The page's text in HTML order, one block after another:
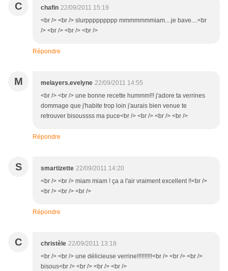
C chafin 22/09/2011 15:19
<br /> <br /> slurppppppppp mmmmmmmiam....je bave....<br
/> <br /> <br /> <br />
Répondre
M melayers.evelyne 22/09/2011 14:55
<br /> <br /> une bonne recette hummm!!! j'adore ta verrines
dommage que j'habite trop loin j'aurais bien venue te
retrouver bisoussss ma puce<br /> <br /> <br /> <br />
Répondre
S smartizette 22/09/2011 14:20
<br /> <br /> miam miam ! ça a l'air vraiment excellent !!<br />
<br /> <br /> <br />
Répondre
C christèle 22/09/2011 13:18
<br /> <br /> une délicieuse verrine!!!!!!!!!!<br /> <br /> <br />
bisous<br /> <br /> <br /> <br />